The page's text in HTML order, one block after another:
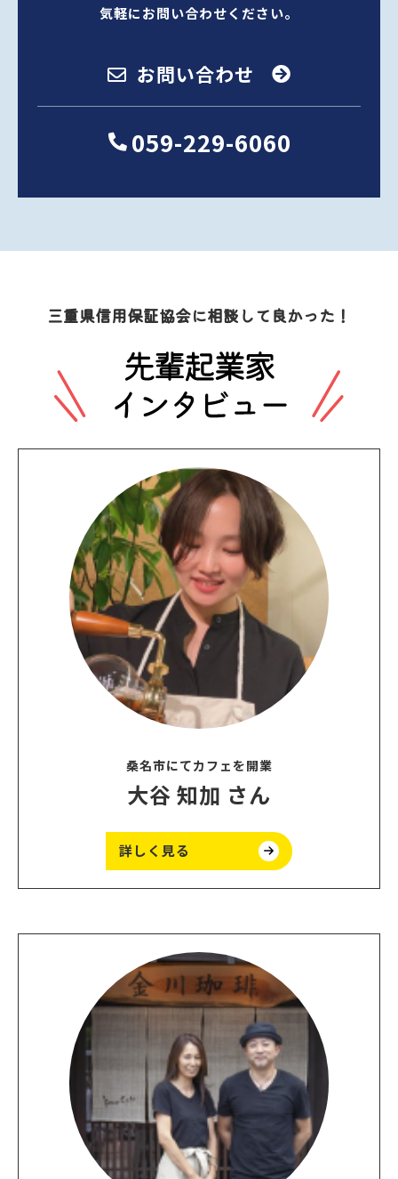
気軽にお問い合わせください。
お問い合わせ
059-229-6060
三重県信⽤保証協会に相談して良かった！
桑名市にてカフェを開業
⼤⾕ 知加 さん
詳しく見る